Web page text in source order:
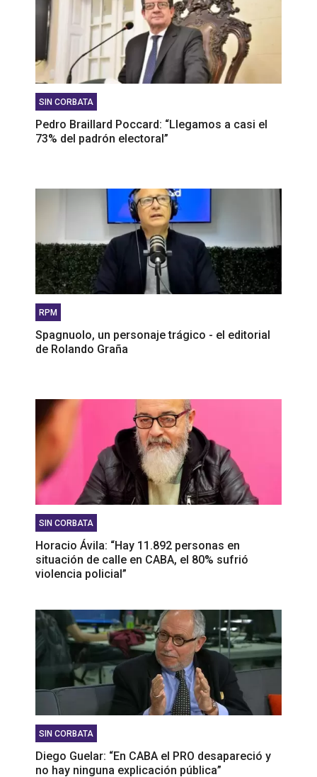
SIN CORBATA
Pedro Braillard Poccard: “Llegamos a casi el
73% del padrón electoral”
RPM
Spagnuolo, un personaje trágico - el editorial
de Rolando Graña
SIN CORBATA
Horacio Ávila: “Hay 11.892 personas en
situación de calle en CABA, el 80% sufrió
violencia policial”
SIN CORBATA
Diego Guelar: “En CABA el PRO desapareció y
no hay ninguna explicación pública”